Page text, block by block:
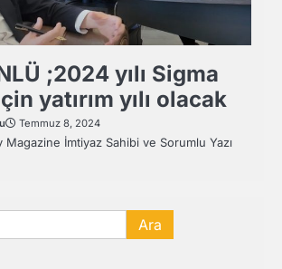
;2024 yılı Sigma
yatırım yılı olacak
Temmuz 8, 2024
Magazine İmtiyaz Sahibi ve Sorumlu Yazı